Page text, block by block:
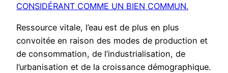
CONSIDÉRANT COMME UN BIEN COMMUN.
Ressource vitale, l’eau est de plus en plus
convoitée en raison des modes de production et
de consommation, de l’industrialisation, de
l’urbanisation et de la croissance démographique.